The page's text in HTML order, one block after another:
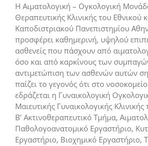
H Αιματολογική – Ογκολογική
Θεραπευτικής Κλινικής του Εθνικού
Καποδιστριακού Πανεπιστημίου
προσφέρει καθημερινή, υψηλού
ασθενείς που πάσχουν από
όσο και από καρκίνους των
αντιμετώπιση των ασθενών αυτών
παίζει το γεγονός ότι στο
εδράζεται η Γυναικολογική
Μαιευτικής Γυναικολογικής Κλινικής
Β’ Ακτινοθεραπευτικό Τμήμα,
Παθολογοανατομικό Εργαστήριο,
Εργαστήριο, Βιοχημικό Εργαστήριο,